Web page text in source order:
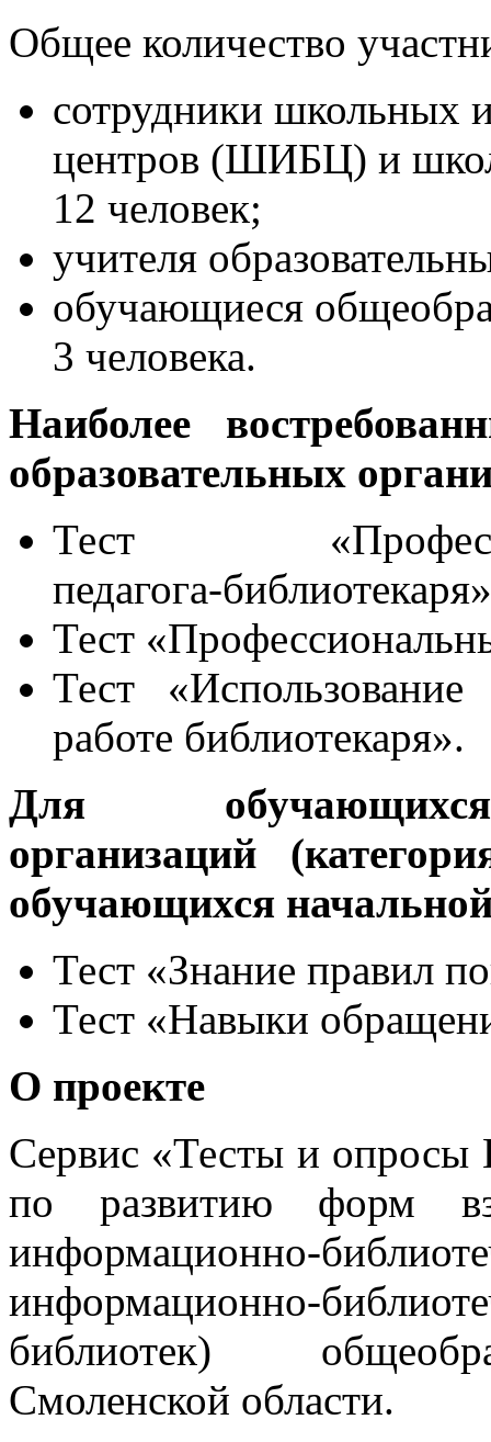
Общее количество
сотрудники школьных
центров (ШИБЦ) и
12 человек;
учителя
обучающиеся
3 человека.
Наиболее
образовательных
Тест
Тест
Тест «Использование
работе библиотекаря».
Для обучающихся
организаций
обучающихся
Тест «Знание правил
Тест «Навыки
О проекте
Сервис «Тесты и
по развитию форм
библиотек)
Смоленской области.